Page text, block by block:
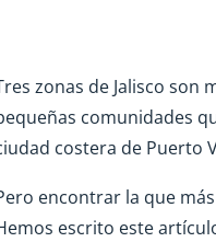
zonas de Jalisco son
comunidades
costera de Puerto
encontrar la que
escrito este